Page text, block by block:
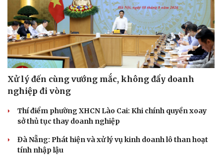
Doanh nghiệp
Thông tin doanh nghiệp
Doanh nghiệp 24h
Doanh nhân
Vì cộng đồng
Công nghệ
Sành điệu
Tin Công nghệ
Trải nghiệm
Chuyển đổi số
Xử lý đến cùng vướng mắc, không đẩy doanh
nghiệp đi vòng
Thí điểm phường XHCN Lào Cai: Khi chính quyền xoay
sở thủ tục thay doanh nghiệp
Đà Nẵng: Phát hiện và xử lý vụ kinh doanh lô than hoạt
tính nhập lậu